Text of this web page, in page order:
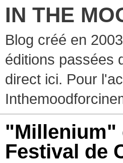
IN THE
Blog créé en
éditions passées
direct ici. Pour
"Millenium"
Festival de